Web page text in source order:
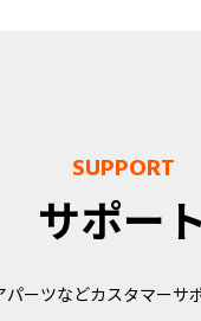
SUPPORT
サポート
パーツなどカスタマーサ